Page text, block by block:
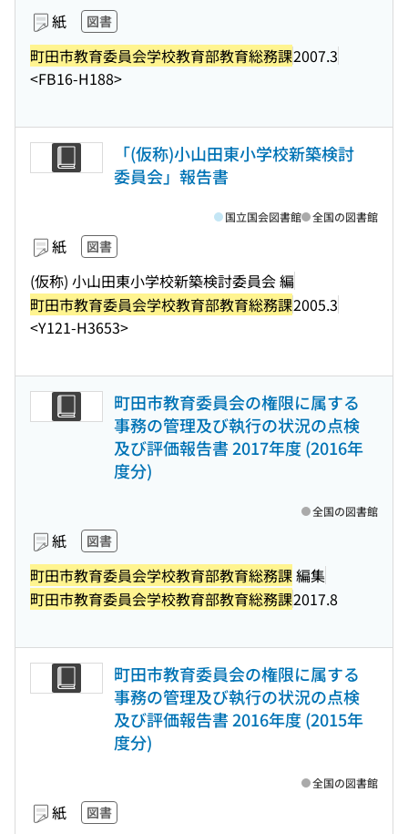
紙 図書
町田市教育委員会学校教育部教育総務課2007.3
<FB16-H188>
「(仮称)小山田東小学校新築検討
委員会」報告書
紙 図書
(仮称) 小山田東小学校新築検討委員会 編
町田市教育委員会学校教育部教育総務課2005.3
<Y121-H3653>
国立国会図書館 全国の図書館
町田市教育委員会の権限に属する
事務の管理及び執行の状況の点検
及び評価報告書 2017年度 (2016年
度分)
紙 図書
町田市教育委員会学校教育部教育総務課編集
町田市教育委員会学校教育部教育総務課2017.8
全国の図書館
町田市教育委員会の権限に属する
事務の管理及び執行の状況の点検
及び評価報告書 2016年度 (2015年
度分)
紙 図書
全国の図書館